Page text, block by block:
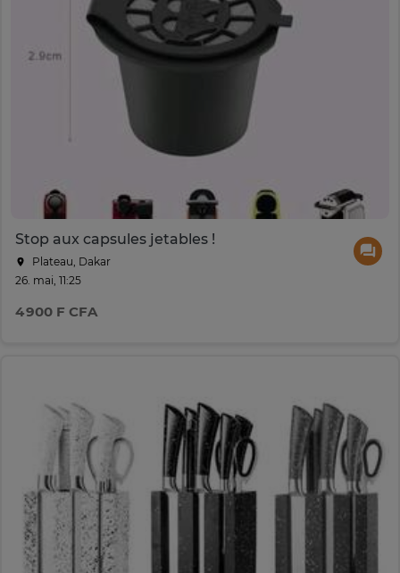
Stop aux capsules jetables !
Plateau, Dakar
26. mai, 11:25
4 900 F CFA